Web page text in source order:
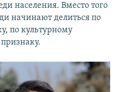
населения. Вместо того
начинают делиться по
по культурному